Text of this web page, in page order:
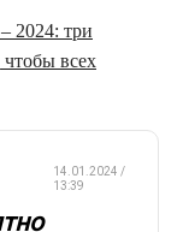
2024: три
чтобы всех
14.01.2024 /
13:39